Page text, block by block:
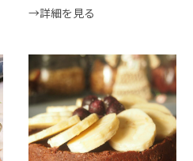
→詳細を見る